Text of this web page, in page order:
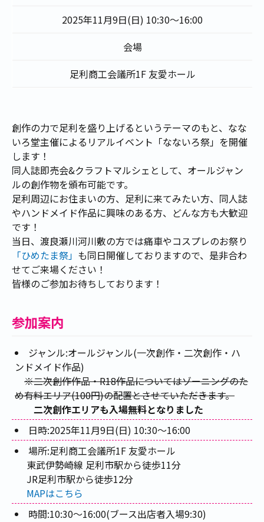
2025年11月9日(日) 10:30～16:00
会場
足利商工会議所1F 友愛ホール
創作の力で足利を盛り上げるというテーマのもと、なな
いろ堂主催によるリアルイベント「なないろ祭」を開催
します！
同人誌即売会&クラフトマルシェとして、オールジャン
ルの創作物を頒布可能です。
足利周辺にお住まいの方、足利に来てみたい方、同人誌
やハンドメイド作品に興味のある方、どんな方も大歓迎
です！
当日、渡良瀬川河川敷の方では痛車やコスプレのお祭り
「ひめたま祭」 も同日開催しておりますので、是非合わ
せてご来場ください！
皆様のご参加お待ちしております！
参加案内
ジャンル:オールジャンル(一次創作・二次創作・ハ
ンドメイド作品)
※二次創作作品・R18作品についてはゾーニングのた
め有料エリア(100円)の配置とさせていただきます。
二次創作エリアも入場無料となりました
日時:2025年11月9日(日) 10:30～16:00
場所:足利商工会議所1F 友愛ホール
東武伊勢崎線 足利市駅から徒歩11分
JR足利市駅から徒歩12分
MAPはこちら
時間:10:30～16:00(ブース出店者入場9:30)